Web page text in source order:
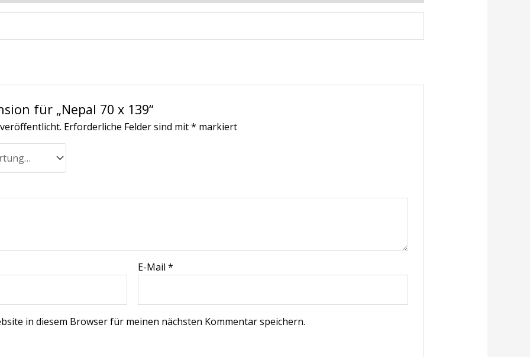
für „Nepal 70 x 139“
Erforderliche Felder sind mit* markiert
E-Mail*
in diesem Browser für meinen nächsten Kommentar speichern.